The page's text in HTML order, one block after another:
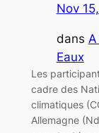
Nov
dans
Eaux
Les
cadre des
climatiques
Allemagne